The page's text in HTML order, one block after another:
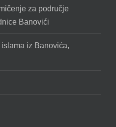
za područje
Banovići
iz Banovića,